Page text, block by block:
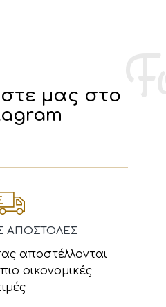
μας στο
ΑΠΟΣΤΟΛΕΣ
αποστέλλονται
οικονομικές